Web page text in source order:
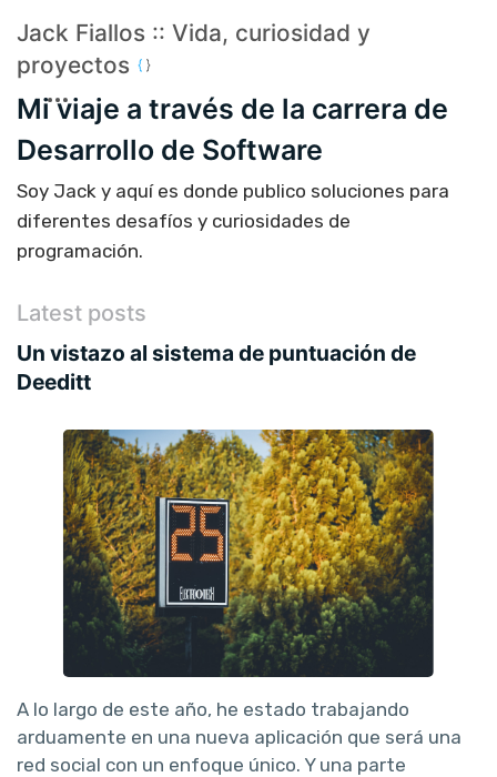
Jack Fiallos :: Vida, curiosidad y
proyectos
Mi viaje a través de la carrera de
Desarrollo de Software
Soy Jack y aquí es donde publico soluciones para
diferentes desafíos y curiosidades de
programación.
Latest posts
Un vistazo al sistema de puntuación de
Deeditt
A lo largo de este año, he estado trabajando
arduamente en una nueva aplicación que será una
red social con un enfoque único. Y una parte